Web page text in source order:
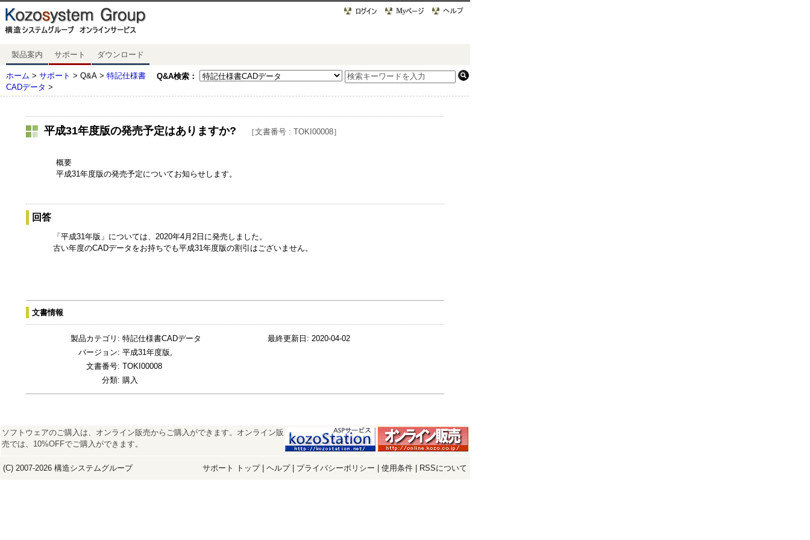
製品案内 サポート ダウンロード
Q&A検索：
ホーム > サポート > Q&A > 特記仕様書
CADデータ >
平成31年度版の発売予定はありますか? ［文書番号 : TOKI00008］
概要
平成31年度版の発売予定についてお知らせします。
回答
「平成31年版」については、2020年4月2日に発売しました。
古い年度のCADデータをお持ちでも平成31年度版の割引はございません。
文書情報
製品カテゴリ: 特記仕様書CADデータ 最終更新日: 2020-04-02
バージョン: 平成31年度版,
文書番号: TOKI00008
分類: 購入
ソフトウェアのご購入は、オンライン販売からご購入ができます。オンライン販
売では、10%OFFでご購入ができます。
(C) 2007-2026 構造システムグループ サポート トップ| ヘルプ| プライバシーポリシー 使用条件 RSSについて